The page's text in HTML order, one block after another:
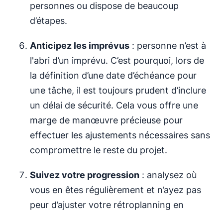
personnes ou dispose de beaucoup
d’étapes.
Anticipez les imprévus : personne n’est à
l'abri d’un imprévu. C’est pourquoi, lors de
la définition d’une date d’échéance pour
une tâche, il est toujours prudent d’inclure
un délai de sécurité. Cela vous offre une
marge de manœuvre précieuse pour
effectuer les ajustements nécessaires sans
compromettre le reste du projet.
Suivez votre progression : analysez où
vous en êtes régulièrement et n’ayez pas
peur d’ajuster votre rétroplanning en